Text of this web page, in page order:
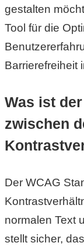
gestalten
Tool für die
Barrierefreiheit
Was ist
zwischen
Der WCAG
normalen Text
stellt sicher,